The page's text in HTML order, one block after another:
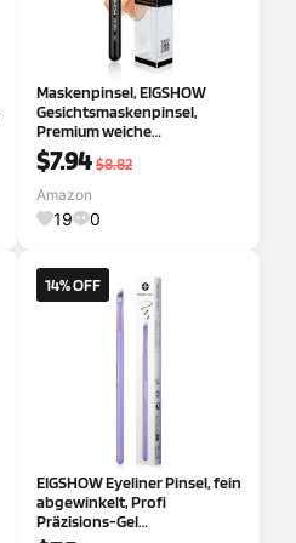
Maskenpinsel, EIGSHOW
Gesichtsmaskenpinsel,
Premium weiche
Gesichtsmaske,
Kosmetikpinsel Werkzeuge
für Körperlotion, Schlamm,
Lehm, Kohle, heilerde
maskenpinsel gesicht(F653
$7.94 $8.82
Amazon
19 0
14% OFF
EIGSHOW Eyeliner Pinsel, fein
abgewinkelt, Profi
Präzisions-Gel